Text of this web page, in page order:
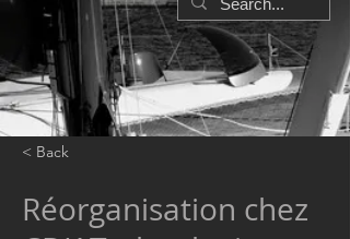
< Back
Réorganisation chez